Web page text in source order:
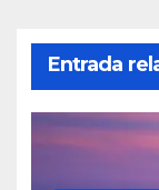
Entrada